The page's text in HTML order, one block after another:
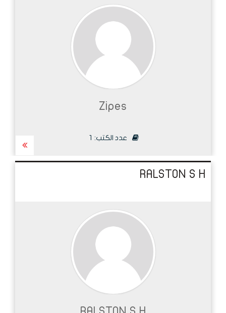
Zipes
عدد الكتب: 1
RALSTON S H